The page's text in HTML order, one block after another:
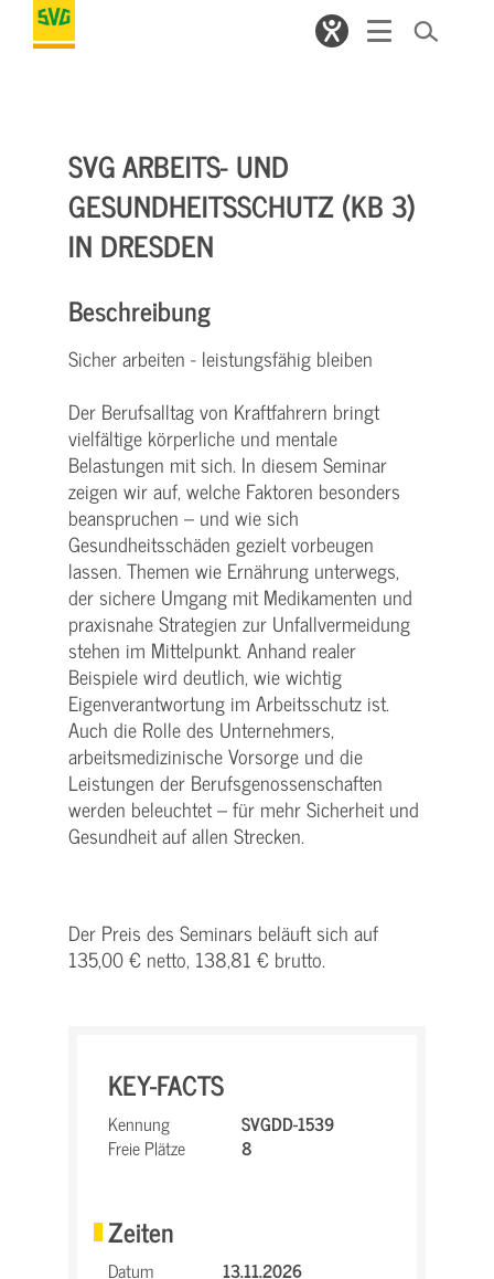
SVG ARBEITS- UND
GESUNDHEITSSCHUTZ (KB 3)
IN DRESDEN
Beschreibung
Sicher arbeiten - leistungsfähig bleiben
Der Berufsalltag von Kraftfahrern bringt
vielfältige körperliche und mentale
Belastungen mit sich. In diesem Seminar
zeigen wir auf, welche Faktoren besonders
beanspruchen – und wie sich
Gesundheitsschäden gezielt vorbeugen
lassen. Themen wie Ernährung unterwegs,
der sichere Umgang mit Medikamenten und
praxisnahe Strategien zur Unfallvermeidung
stehen im Mittelpunkt. Anhand realer
Beispiele wird deutlich, wie wichtig
Eigenverantwortung im Arbeitsschutz ist.
Auch die Rolle des Unternehmers,
arbeitsmedizinische Vorsorge und die
Leistungen der Berufsgenossenschaften
werden beleuchtet – für mehr Sicherheit und
Gesundheit auf allen Strecken.
Der Preis des Seminars beläuft sich auf
135,00 € netto, 138,81 € brutto.
KEY-FACTS
Kennung
SVGDD-1539
Freie Plätze
8
Zeiten
Datum
13.11.2026